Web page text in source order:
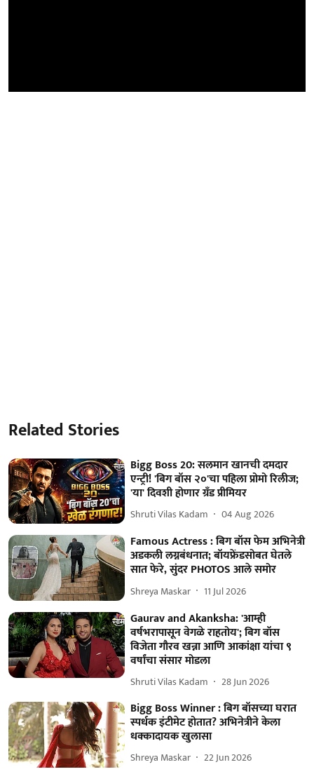
Related Stories
Bigg Boss 20: सलमान खानची दमदार
एन्ट्री! 'बिग बॉस २०'चा पहिला प्रोमो रिलीज;
'या' दिवशी होणार ग्रँड प्रीमियर
Shruti Vilas Kadam 04 Aug 2026
Famous Actress : बिग बॉस फेम अभिनेत्री
अडकली लग्नबंधनात; बॉयफ्रेंडसोबत घेतले
सात फेरे, सुंदर PHOTOS आले समोर
Shreya Maskar 11 Jul 2026
Gaurav and Akanksha: 'आम्ही
वर्षभरापासून वेगळे राहतोय'; बिग बॉस
विजेता गौरव खन्ना आणि आकांक्षा यांचा ९
वर्षांचा संसार मोडला
Shruti Vilas Kadam 28 Jun 2026
Bigg Boss Winner : बिग बॉसच्या घरात
स्पर्धक इंटीमेट होतात? अभिनेत्रीने केला
धक्कादायक खुलासा
Shreya Maskar 22 Jun 2026